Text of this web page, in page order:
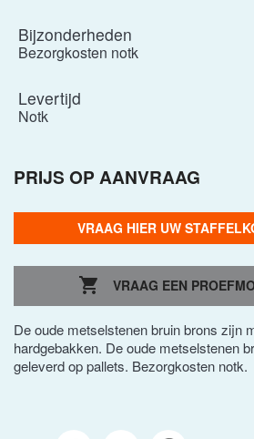
Bijzonderheden
Bezorgkosten notk
Levertijd
Notk
PRIJS OP AANVRAAG
VRAAG HIER UW
 VRAAG EEN
De oude metselstenen bruin brons zijn
hardgebakken. De oude metselstenen
geleverd op pallets. Bezorgkosten notk.